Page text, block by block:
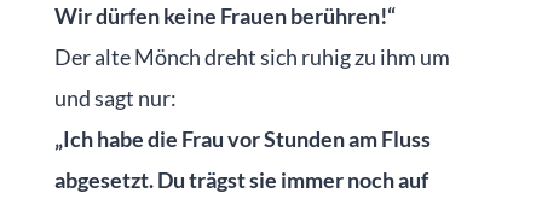
Wir dürfen keine Frauen berühren!“
Der alte Mönch dreht sich ruhig zu ihm um
und sagt nur:
„Ich habe die Frau vor Stunden am Fluss
abgesetzt. Du trägst sie immer noch auf